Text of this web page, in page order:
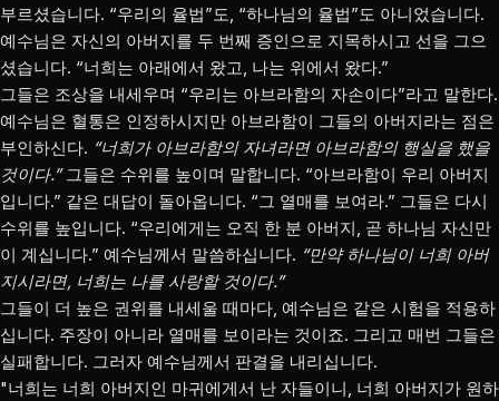
부르셨습니다. “우리의 율법”도, “하나님의 율법”도 아니었습니다.
예수님은 자신의 아버지를 두 번째 증인으로 지목하시고 선을 그으
셨습니다. “너희는 아래에서 왔고, 나는 위에서 왔다.”
그들은 조상을 내세우며 “우리는 아브라함의 자손이다”라고 말한다.
예수님은 혈통은 인정하시지만 아브라함이 그들의 아버지라는 점은
부인하신다. “너희가 아브라함의 자녀라면 아브라함의 행실을 했을
것이다.”그들은 수위를 높이며 말합니다. “아브라함이 우리 아버지
입니다.” 같은 대답이 돌아옵니다. “그 열매를 보여라.” 그들은 다시
수위를 높입니다. “우리에게는 오직 한 분 아버지, 곧 하나님 자신만
이 계십니다.” 예수님께서 말씀하십니다. “만약 하나님이 너희 아버
지시라면, 너희는 나를 사랑할 것이다.”
그들이 더 높은 권위를 내세울 때마다, 예수님은 같은 시험을 적용하
십니다. 주장이 아니라 열매를 보이라는 것이죠. 그리고 매번 그들은
실패합니다. 그러자 예수님께서 판결을 내리십니다.
"너희는 너희 아버지인 마귀에게서 난 자들이니, 너희 아버지가 원하